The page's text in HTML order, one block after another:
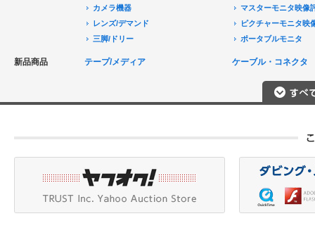
カメラ機器
レンズ/デマンド
三脚/ドリー
ポータブルレコーダ
SD仕様VTR
HD仕様VTR
メモリーレコーダ/ディスクレコー
マスターモニタ映像
ピクチャーモニタ映
ポータブルモニタ
プロジェクタ
プロジェクタアクセ
スイッチャ
編集コントローラ
新品商品 テープ/メディア
DLT/LTO
ケーブル・コネクタ